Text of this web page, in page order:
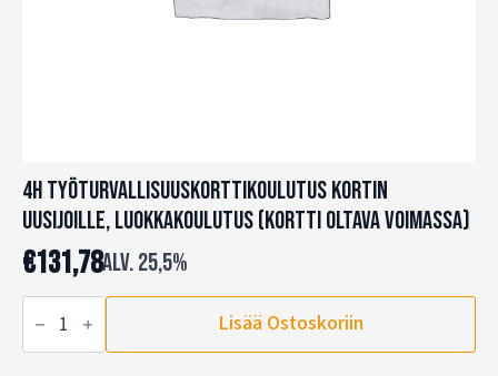
4h Työturvallisuuskorttikoulutus kortin
uusijoille, luokkakoulutus (kortti oltava voimassa)
€131,78alv. 25,5%
4h
Työturvallisuuskorttikoulutus
kortin
Lisää Ostoskoriin